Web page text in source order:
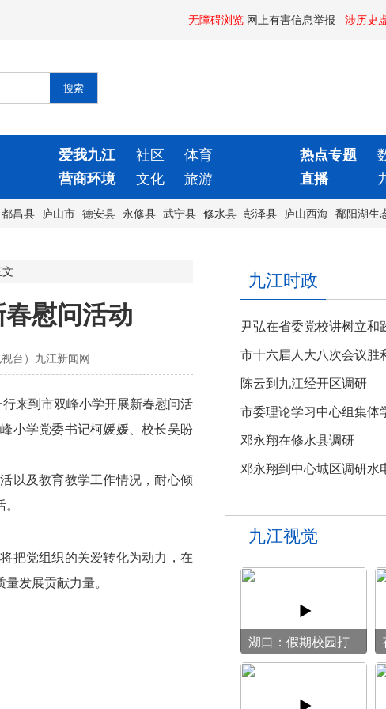
无障碍浏览 网上有害信息举报 涉历史
爱我九江 社区 体育 热点专题
营商环境 文化 旅游 直播
都昌县 庐山市 德安县 永修县 武宁县 修水县 彭泽县 庐山西海 鄱阳湖生
慰问活动
台）九江新闻网
来到市双峰小学开展新春慰问活
小学党委书记柯媛媛、校长吴盼
以及教育教学工作情况，耐心倾
把党组织的关爱转化为动力，在
发展贡献力量。
九江时政
尹弘在省委党校讲树立和
教育专题党课
市十六届人大八次会议胜
陈云到九江经开区调研
市委理论学习中心组集体
育整改整治工作汇报会召开
邓永翔在修水县调研
邓永翔到中心城区调研水
作
九江视觉
湖口：假期校园打
开“方便门” 群众